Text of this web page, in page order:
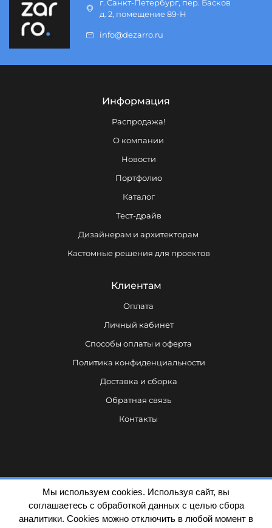
Информация
Распродажа!
О компании
Новости
Портфолио
Каталог
Тест-драйв
Дизайнерам и архитекторам
Кастомные решения для проектов
Клиентам
Оплата
Личный кабинет
Способы оплаты и оферта
Политика конфиденциальности
Доставка и сборка
Обратная связь
Контакты
Политика конфиденциальности
г. Санкт-Петербург, пер. Басков
д. 2, помещение 89-Н
info@dezarro.ru
Мы используем cookies. Используя сайт, вы
соглашаетесь с обработкой данных с целью сбора
аналитики. Cookies можно отключить в любой момент в